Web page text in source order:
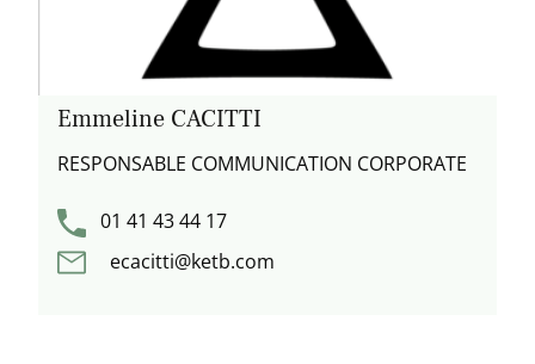
Emmeline CACITTI
RESPONSABLE COMMUNICATION CORPORATE
01 41 43 44 17
ecacitti@ketb.com